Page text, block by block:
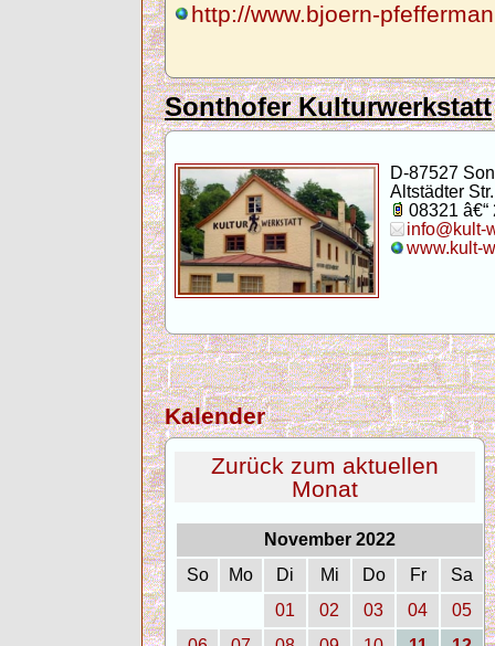
http://www.bjoern-
Sonthofer Kulturwerkstatt
D-87527
Altstädter
08321 â€“
info@kult-
www.kult-
Kalender
Zurück zum aktuellen
Monat
November 2022
So
Mo Di Mi Do Fr
Sa
01
02 03 04
05